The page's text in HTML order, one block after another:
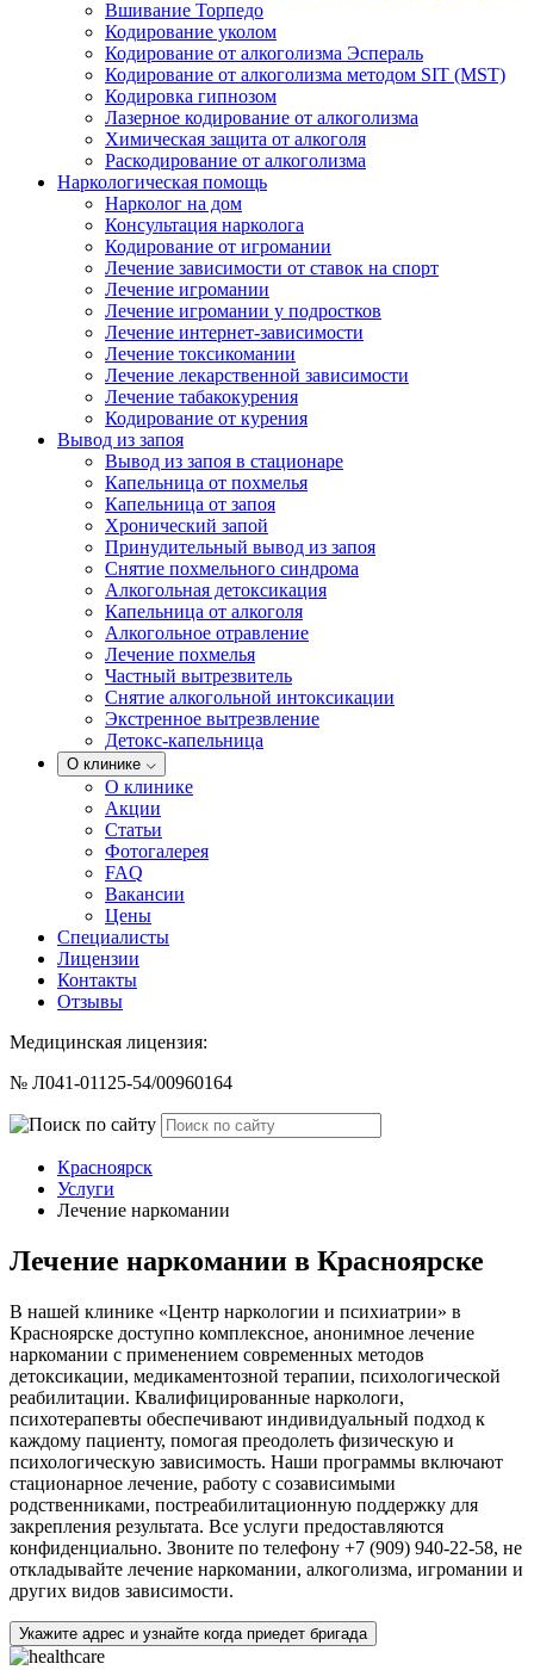
Вшивание Торпедо
Кодирование уколом
Кодирование от алкоголизма Эспераль
Кодирование от алкоголизма методом SIT (MST)
Кодировка гипнозом
Лазерное кодирование от алкоголизма
Химическая защита от алкоголя
Раскодирование от алкоголизма
Наркологическая помощь
Нарколог на дом
Консультация нарколога
Кодирование от игромании
Лечение зависимости от ставок на спорт
Лечение игромании
Лечение игромании у подростков
Лечение интернет-зависимости
Лечение токсикомании
Лечение лекарственной зависимости
Лечение табакокурения
Кодирование от курения
Вывод из запоя
Вывод из запоя в стационаре
Капельница от похмелья
Капельница от запоя
Хронический запой
Принудительный вывод из запоя
Снятие похмельного синдрома
Алкогольная детоксикация
Капельница от алкоголя
Алкогольное отравление
Лечение похмелья
Частный вытрезвитель
Снятие алкогольной интоксикации
Экстренное вытрезвление
Детокс-капельница
О клинике
О клинике
Акции
Статьи
Фотогалерея
FAQ
Вакансии
Цены
Специалисты
Лицензии
Контакты
Отзывы
Медицинская лицензия:
№ Л041-01125-54/00960164
Красноярск
Услуги
Лечение наркомании
Лечение наркомании в Красноярске
В нашей клинике «Центр наркологии и психиатрии» в
Красноярске доступно комплексное, анонимное лечение
наркомании с применением современных методов
детоксикации, медикаментозной терапии, психологической
реабилитации. Квалифицированные наркологи,
психотерапевты обеспечивают индивидуальный подход к
каждому пациенту, помогая преодолеть физическую и
психологическую зависимость. Наши программы включают
стационарное лечение, работу с созависимыми
родственниками, постреабилитационную поддержку для
закрепления результата. Все услуги предоставляются
конфиденциально. Звоните по телефону +7 (909) 940-22-58, не
откладывайте лечение наркомании, алкоголизма, игромании и
других видов зависимости.
Укажите адрес и узнайте когда приедет бригада